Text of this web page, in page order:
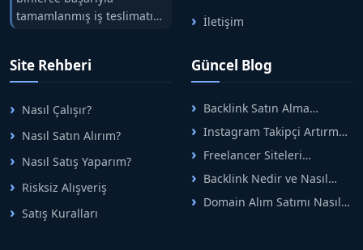
tamamlanmış iş teslimatını
tek çatıda buluşturuyoruz.
arasındaki süreci risksiz
alışveriş sistemi ile koruyan
ticaretin güvenli
adreslerinden birisidir.
İletişim
Site Rehberi
Nasıl Çalışır?
Nasıl Satın Alırım?
Nasıl Satış Yaparım?
Risksiz Alışveriş
Satış Kuralları
Güncel Blog
Backlink Satın Alma
Rehberi: Güvenli SEO İçin
Doğru Adımlar
Instagram Takipçi Artırma
Yöntemleri: Organik Büyüme
Rehberi
Freelancer Siteleri
Arasında Doğru Seçim Nasıl
Yapılır
Backlink Nedir ve Nasıl
Alınır? Etkili Yöntemler
Domain Alım Satımı Nasıl